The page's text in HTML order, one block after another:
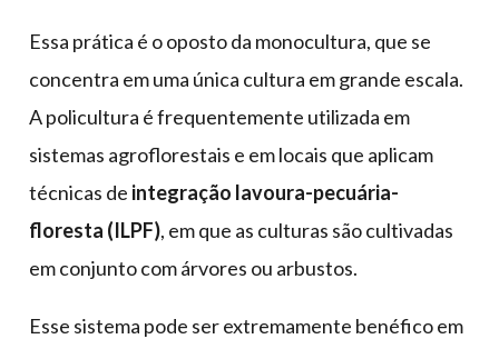
Essa prática é o oposto da monocultura, que se
concentra em uma única cultura em grande escala.
A policultura é frequentemente utilizada em
sistemas agroflorestais e em locais que aplicam
técnicas de integração lavoura-pecuária-
floresta (ILPF), em que as culturas são cultivadas
em conjunto com árvores ou arbustos.
Esse sistema pode ser extremamente benéfico em